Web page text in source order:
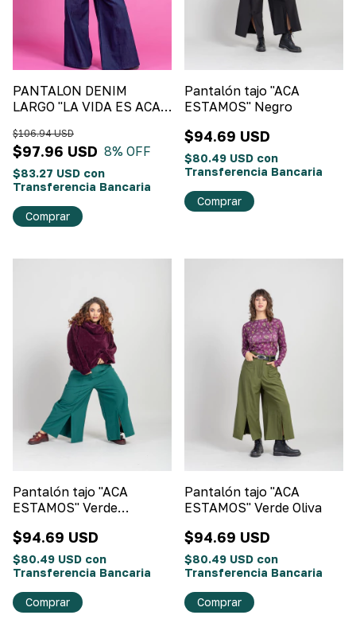
PANTALON DENIM
LARGO "LA VIDA ES ACA"
$97.96 USD
$106.94 USD
8% OFF
$83.27 USD con
Transferencia Bancaria
Comprar
Pantalón tajo "ACA
ESTAMOS" Negro
$94.69 USD
$80.49 USD con
Transferencia Bancaria
Comprar
Pantalón tajo "ACA
ESTAMOS" Verde
$94.69 USD
$80.49 USD con
Transferencia Bancaria
Comprar
Pantalón tajo "ACA
ESTAMOS" Verde Oliva
$94.69 USD
$80.49 USD con
Transferencia Bancaria
Comprar